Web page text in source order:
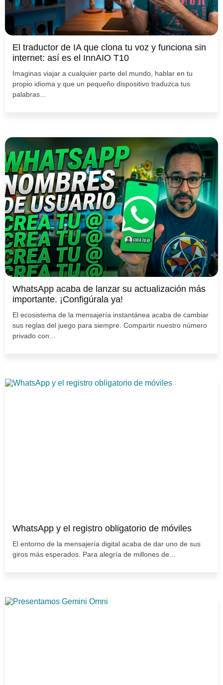
El traductor de IA que clona tu voz y funciona sin
internet: así es el InnAIO T10
Imaginas viajar a cualquier parte del mundo, hablar en tu
propio idioma y que un pequeño dispositivo traduzca tus
palabras...
WhatsApp acaba de lanzar su actualización más
importante. ¡Configúrala ya!
El ecosistema de la mensajería instantánea acaba de cambiar
sus reglas del juego para siempre. Compartir nuestro número
privado con...
WhatsApp y el registro obligatorio de móviles
El entorno de la mensajería digital acaba de dar uno de sus
giros más esperados. Para alegría de millones de...